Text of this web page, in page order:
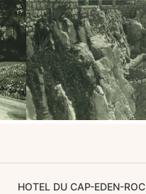
HOTEL DU CAP-EDEN-ROC